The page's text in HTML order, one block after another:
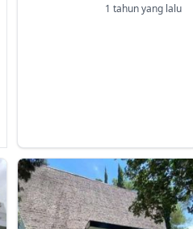
1 tahun yang lalu